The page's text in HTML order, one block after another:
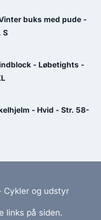
buks med pude -
S
- Løbetights -
- Hvid - Str. 58-
og udstyr
links på siden.